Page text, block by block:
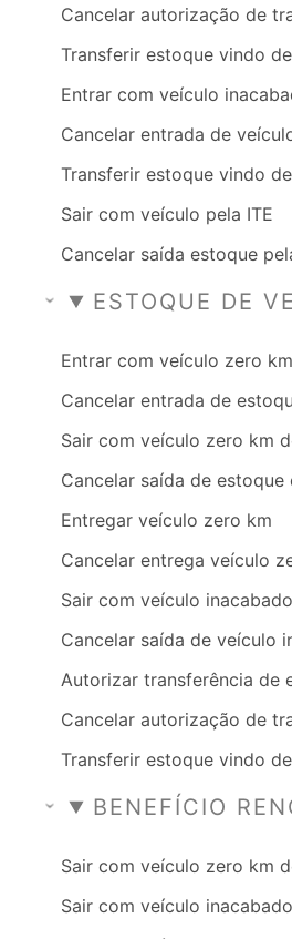
Cancelar autorização de
Transferir estoque vindo
Entrar com veículo
Cancelar entrada de
Transferir estoque vindo
Sair com veículo pela ITE
Cancelar saída estoque
ESTOQUE DE
Entrar com veículo zero
Cancelar entrada de
Sair com veículo zero km
Cancelar saída de
Entregar veículo zero km
Cancelar entrega veículo
Sair com veículo
Cancelar saída de veículo
Autorizar transferência de
Cancelar autorização de
Transferir estoque vindo
BENEFÍCIO
Sair com veículo zero km
Sair com veículo